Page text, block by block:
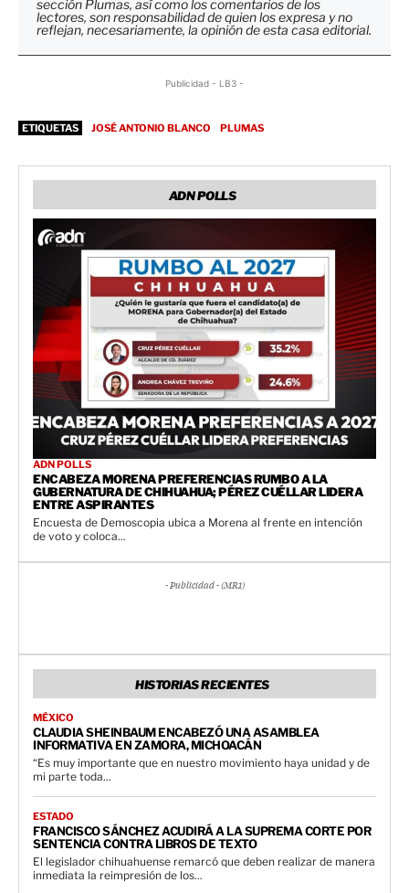
sección Plumas, así como los comentarios de los
lectores, son responsabilidad de quien los expresa y no
reflejan, necesariamente, la opinión de esta casa editorial.
Publicidad - LB3 -
ETIQUETAS JOSÉ ANTONIO BLANCO PLUMAS
ADN POLLS
ADN POLLS
ENCABEZA MORENA PREFERENCIAS RUMBO A LA
GUBERNATURA DE CHIHUAHUA; PÉREZ CUÉLLAR LIDERA
ENTRE ASPIRANTES
Encuesta de Demoscopia ubica a Morena al frente en intención
de voto y coloca...
- Publicidad - (MR1)
HISTORIAS RECIENTES
MÉXICO
CLAUDIA SHEINBAUM ENCABEZÓ UNA ASAMBLEA
INFORMATIVA EN ZAMORA, MICHOACÁN
“Es muy importante que en nuestro movimiento haya unidad y de
mi parte toda...
ESTADO
FRANCISCO SÁNCHEZ ACUDIRÁ A LA SUPREMA CORTE POR
SENTENCIA CONTRA LIBROS DE TEXTO
El legislador chihuahuense remarcó que deben realizar de manera
inmediata la reimpresión de los...